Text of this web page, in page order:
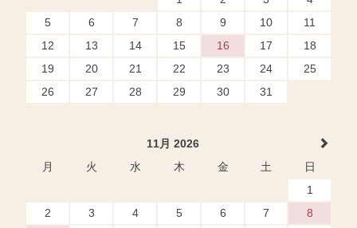
5
6 7 8 9 10
11
12
13 14 15 16 17
18
19
20 21 22 23 24
25
26
27 28 29 30 31
11月 2026
月
火 水 木 金 土
日
1
2
3 4 5 6 7
8